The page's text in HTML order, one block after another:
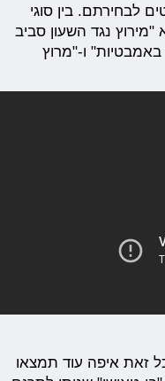
לבחירתם. בין סוגי
"מירוץ נגד השעון סביב
באמבטיות" ו-"מרוץ
זאת איפה עוד תמצאו